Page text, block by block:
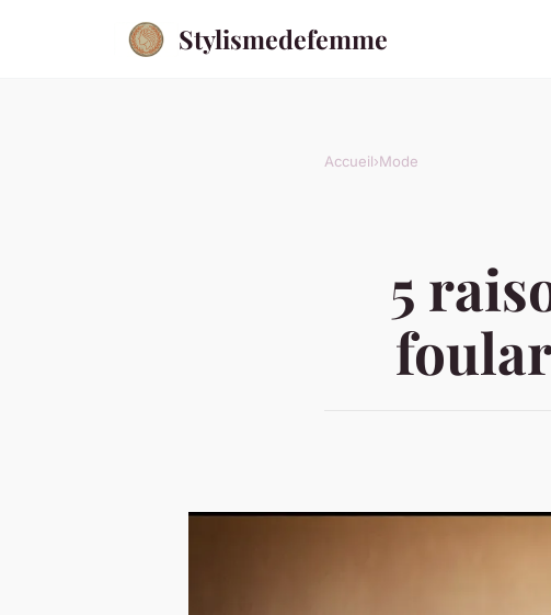
Stylismedefemme
Accueil›Mode
5